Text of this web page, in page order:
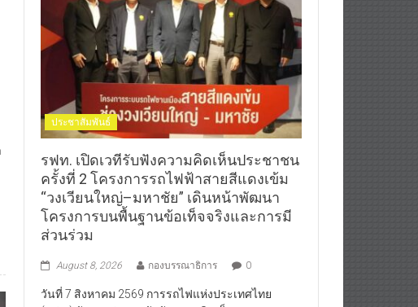
ประชาสัมพันธ์
รฟท. เปิดเวทีรับฟังความคิดเห็นประชาชน
ครั้งที่ 2 โครงการรถไฟฟ้าสายสีแดงเข้ม
“วงเวียนใหญ่–มหาชัย” เดินหน้าพัฒนา
โครงการบนพื้นฐานข้อเท็จจริงและการมี
ส่วนร่วม
วันที่ 7 สิงหาคม 2569 การรถไฟแห่งประเทศไทย
(รฟท.) จัดการประชุมรับฟังความคิดเห็นของ